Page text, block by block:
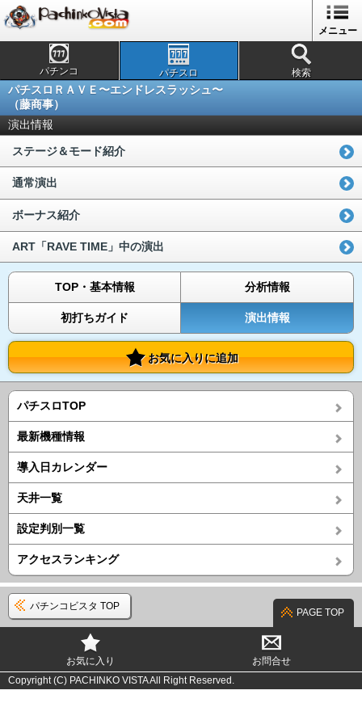
メニュー
パチンコ パチスロ 検索
パチスロＲＡＶＥ〜エンドレスラッシュ〜
（藤商事）
演出情報
ステージ＆モード紹介
通常演出
ボーナス紹介
ART「RAVE TIME」中の演出
TOP・基本情報 分析情報
初打ちガイド 演出情報
お気に入りに追加
パチスロTOP
最新機種情報
導入日カレンダー
天井一覧
設定判別一覧
アクセスランキング
パチンコビスタ TOP
PAGE TOP
お気に入り
お問合せ
Copyright (C) PACHINKO VISTA All Right Reserved.